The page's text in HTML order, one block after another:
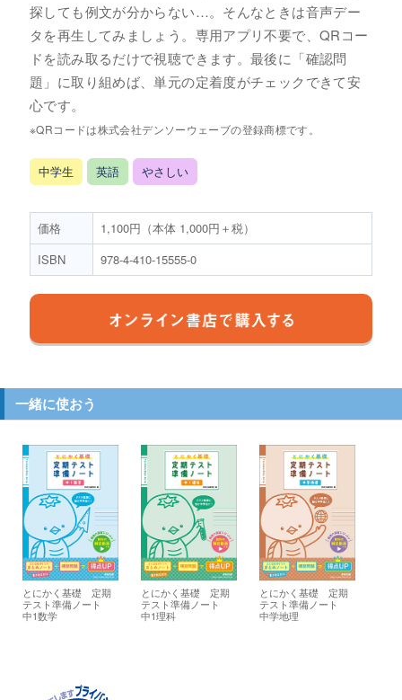
探しても例文が分からない…。そんなときは音声デー
タを再生してみましょう。専用アプリ不要で、QRコー
ドを読み取るだけで視聴できます。最後に「確認問
題」に取り組めば、単元の定着度がチェックできて安
心です。
※QRコードは株式会社デンソーウェーブの登録商標です。
中学生 英語 やさしい
価格
1,100円（本体 1,000円＋税）
ISBN
978-4-410-15555-0
一緒に使おう
とにかく基礎 定期
テスト準備ノート
中1数学
とにかく基礎 定期
テスト準備ノート
中1理科
とにかく基礎 定期
テスト準備ノート
中学地理